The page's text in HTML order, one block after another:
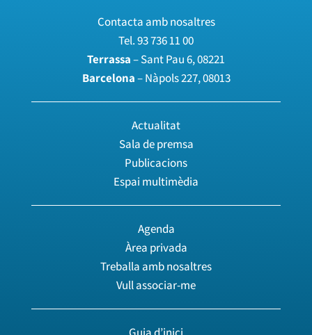
Contacta amb nosaltres
Tel.93 736 11 00
Terrassa– Sant Pau 6, 08221
Barcelona– Nàpols 227, 08013
Actualitat
Sala de premsa
Publicacions
Espai multimèdia
Agenda
Àrea privada
Treballa amb nosaltres
Vull associar-me